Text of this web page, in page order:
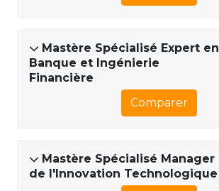
Mastère Spécialisé Expert en
Banque et Ingénierie
Financière
Comparer
Mastère Spécialisé Manager
de l'Innovation Technologique